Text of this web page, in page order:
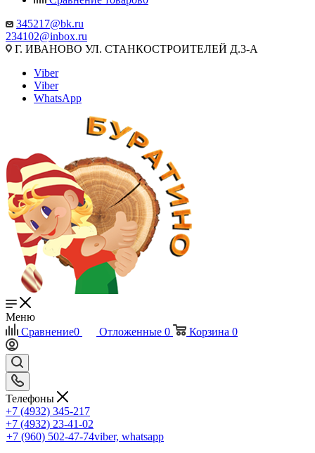
345217@bk.ru
234102@inbox.ru
Г. ИВАНОВО УЛ. СТАНКОСТРОИТЕЛЕЙ Д.3-А
Viber
Viber
WhatsApp
Меню
Сравнение0 Отложенные 0 Корзина 0
Телефоны
+7 (4932) 345-217
+7 (4932) 23-41-02
+7 (960) 502-47-74viber, whatsapp